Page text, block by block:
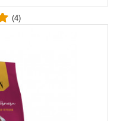
(4)